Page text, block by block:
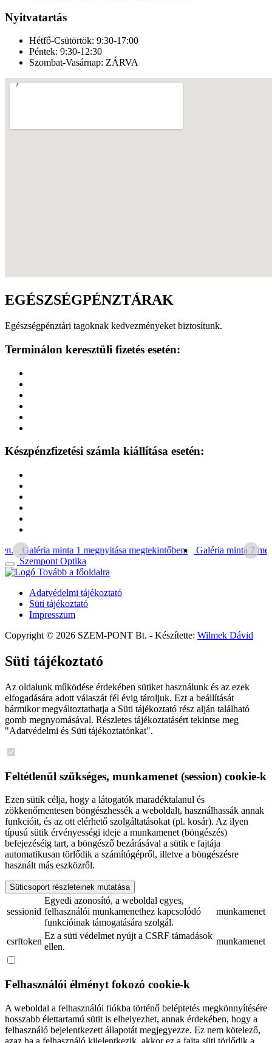
Nyitvatartás
Hétfő-Csütörtök: 9:30-17:00
Péntek: 9:30-12:30
Szombat-Vasárnap: ZÁRVA
EGÉSZSÉGPÉNZTÁRAK
Egészségpénztári tagoknak kedvezményeket biztosítunk.
Terminálon keresztüli fizetés esetén:
Készpénzfizetési számla kiállítása esetén:
Galéria minta 1 megnyitása megtekintőben.
Galéria minta 7
Szempont Optika
Tovább a főoldalra
Adatvédelmi tájékoztató
Süti tájékoztató
Impresszum
Copyright © 2026 SZEM-PONT Bt. - Készítette: Wilmek Dávid
Süti tájékoztató
Az oldalunk működése érdekében sütiket használunk és az ezek
elfogadására adott válaszát fél évig tároljuk. Ezt a beállítását
bármikor megváltoztathatja a Süti tájékoztató rész alján található
gomb megnyomásával. Részletes tájékoztatásért tekintse meg
"Adatvédelmi és Süti tájékoztatónkat".
Feltétlenül szükséges, munkamenet (session) cookie-k
Ezen sütik célja, hogy a látogatók maradéktalanul és
zökkenőmentesen böngészhessék a weboldalt, használhassák annak
funkcióit, és az ott elérhető szolgáltatásokat (pl. kosár). Az ilyen
típusú sütik érvényességi ideje a munkamenet (böngészés)
befejezéséig tart, a böngésző bezárásával a sütik e fajtája
automatikusan törlődik a számítógépről, illetve a böngészésre
használt más eszközről.
Süticsoport részleteinek mutatása
sessionid
Egyedi azonosító, a weboldal egyes,
felhasználói munkamenethez kapcsolódó
funkcióinak támogatására szolgál.
munkamenet
csrftoken
Ez a süti védelmet nyújt a CSRF támadások
ellen.
munkamenet
Felhasználói élményt fokozó cookie-k
A weboldal a felhasználói fiókba történő beléptetés megkönnyítésére
hosszabb élettartamú sütit is elhelyezhet, annak érdekében, hogy a
felhasználó bejelentkezett állapotát megjegyezze. Ez nem kötelező,
azaz ha a felhasználó kijelentkezik, akkor ez a fajta süti törlődik a